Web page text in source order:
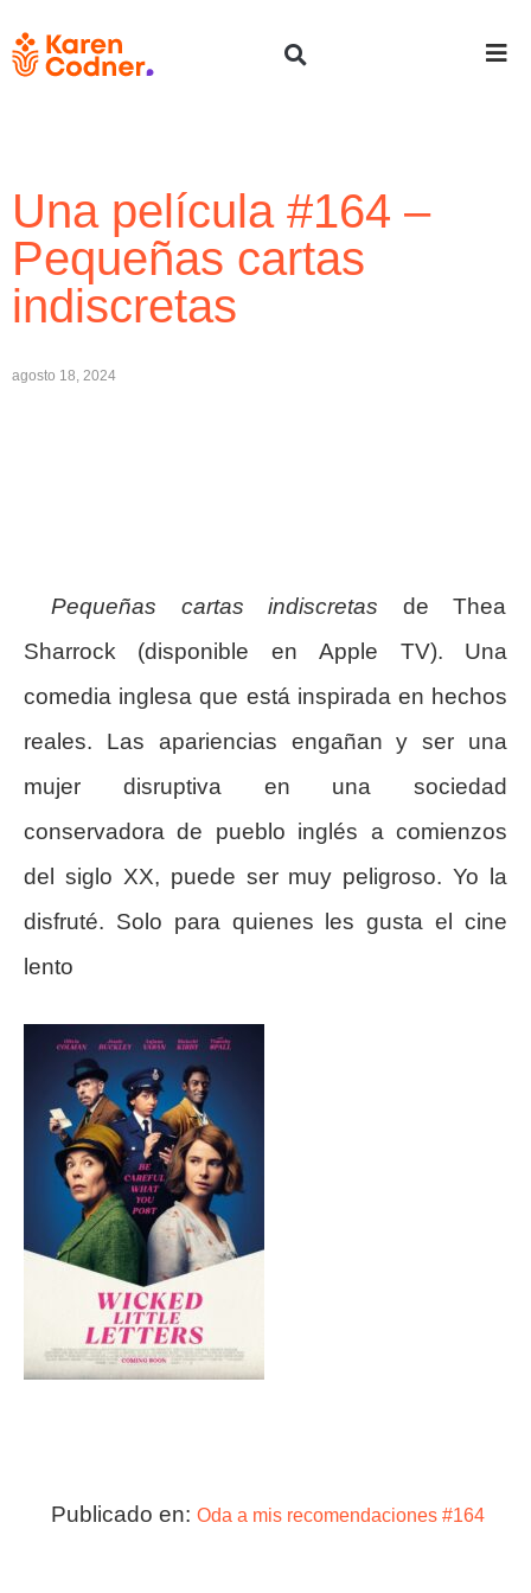
Una película #164 –
Pequeñas cartas
indiscretas
agosto 18, 2024
Pequeñas cartas indiscretas de Thea
Sharrock (disponible en Apple TV). Una
comedia inglesa que está inspirada en hechos
reales. Las apariencias engañan y ser una
mujer disruptiva en una sociedad
conservadora de pueblo inglés a comienzos
del siglo XX, puede ser muy peligroso. Yo la
disfruté. Solo para quienes les gusta el cine
lento
Publicado en:Oda a mis recomendaciones #164